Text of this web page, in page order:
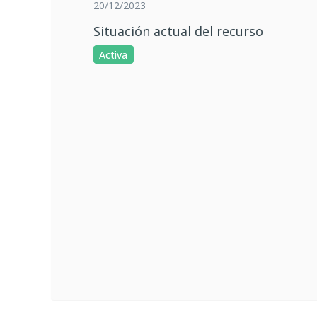
20/12/2023
Situación actual del recurso
Activa